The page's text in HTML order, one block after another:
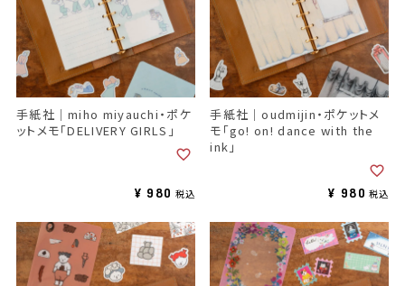
手紙社｜miho miyauchi・ポケ
ットメモ「DELIVERY GIRLS」
¥ 980 税込
手紙社｜oudmijin・ポケットメ
モ「go! on! dance with the
ink」
¥ 980 税込